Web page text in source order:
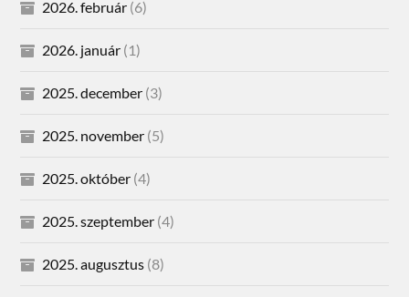
2026. február (6)
2026. január (1)
2025. december (3)
2025. november (5)
2025. október (4)
2025. szeptember (4)
2025. augusztus (8)